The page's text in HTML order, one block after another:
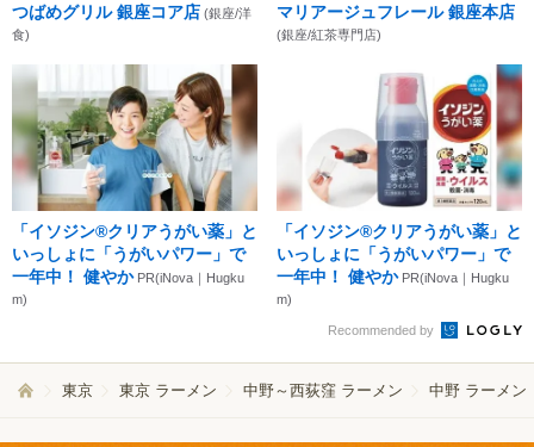
つばめグリル 銀座コア店 (銀座/洋
食)
マリアージュフレール 銀座本店
(銀座/紅茶専門店)
「イソジン®クリアうがい薬」と
いっしょに「うがいパワー」で
一年中！ 健やか PR(iNova｜Hugku
m)
「イソジン®クリアうがい薬」と
いっしょに「うがいパワー」で
一年中！ 健やか PR(iNova｜Hugku
m)
Recommended by
東京 東京 ラーメン 中野～西荻窪 ラーメン 中野 ラーメン